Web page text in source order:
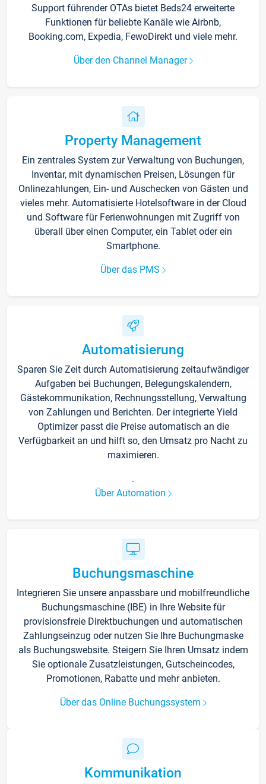
Support führender OTAs bietet Beds24 erweiterte
Funktionen für beliebte Kanäle wie Airbnb,
Booking.com, Expedia, FewoDirekt und viele mehr.
Über den Channel Manager
Property Management
Ein zentrales System zur Verwaltung von Buchungen,
Inventar, mit dynamischen Preisen, Lösungen für
Onlinezahlungen, Ein- und Auschecken von Gästen und
vieles mehr. Automatisierte Hotelsoftware in der Cloud
und Software für Ferienwohnungen mit Zugriff von
überall über einen Computer, ein Tablet oder ein
Smartphone.
Über das PMS
Automatisierung
Sparen Sie Zeit durch Automatisierung zeitaufwändiger
Aufgaben bei Buchungen, Belegungskalendern,
Gästekommunikation, Rechnungsstellung, Verwaltung
von Zahlungen und Berichten. Der integrierte Yield
Optimizer passt die Preise automatisch an die
Verfügbarkeit an und hilft so, den Umsatz pro Nacht zu
maximieren.
.
Über Automation
Buchungsmaschine
Integrieren Sie unsere anpassbare und mobilfreundliche
Buchungsmaschine (IBE) in Ihre Website für
provisionsfreie Direktbuchungen und automatischen
Zahlungseinzug oder nutzen Sie Ihre Buchungmaske
als Buchungswebsite. Steigern Sie Ihren Umsatz indem
Sie optionale Zusatzleistungen, Gutscheincodes,
Promotionen, Rabatte und mehr anbieten.
Über das Online Buchungssystem
Kommunikation